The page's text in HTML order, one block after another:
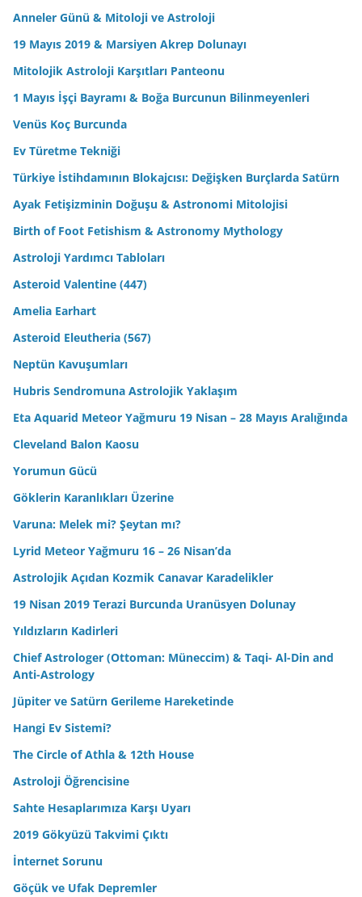
Anneler Günü & Mitoloji ve Astroloji
19 Mayıs 2019 & Marsiyen Akrep Dolunayı
Mitolojik Astroloji Karşıtları Panteonu
1 Mayıs İşçi Bayramı & Boğa Burcunun Bilinmeyenleri
Venüs Koç Burcunda
Ev Türetme Tekniği
Türkiye İstihdamının Blokajcısı: Değişken Burçlarda Satürn
Ayak Fetişizminin Doğuşu & Astronomi Mitolojisi
Birth of Foot Fetishism & Astronomy Mythology
Astroloji Yardımcı Tabloları
Asteroid Valentine (447)
Amelia Earhart
Asteroid Eleutheria (567)
Neptün Kavuşumları
Hubris Sendromuna Astrolojik Yaklaşım
Eta Aquarid Meteor Yağmuru 19 Nisan – 28 Mayıs Aralığında
Cleveland Balon Kaosu
Yorumun Gücü
Göklerin Karanlıkları Üzerine
Varuna: Melek mi? Şeytan mı?
Lyrid Meteor Yağmuru 16 – 26 Nisan’da
Astrolojik Açıdan Kozmik Canavar Karadelikler
19 Nisan 2019 Terazi Burcunda Uranüsyen Dolunay
Yıldızların Kadirleri
Chief Astrologer (Ottoman: Müneccim) & Taqi- Al-Din and
Anti-Astrology
Jüpiter ve Satürn Gerileme Hareketinde
Hangi Ev Sistemi?
The Circle of Athla & 12th House
Astroloji Öğrencisine
Sahte Hesaplarımıza Karşı Uyarı
2019 Gökyüzü Takvimi Çıktı
İnternet Sorunu
Göçük ve Ufak Depremler